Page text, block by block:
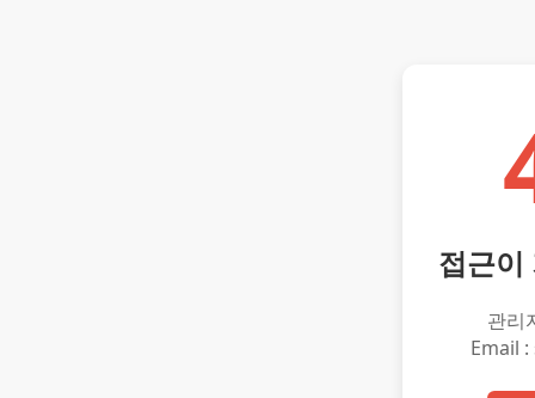
접근이
관리
Email